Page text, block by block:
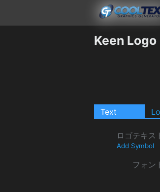
Keen
Text
ロゴテキス
Add Symbol
フォン